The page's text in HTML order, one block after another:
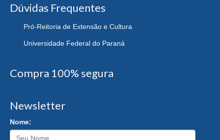
Dúvidas Frequentes
Pró-Reitoria de Extensão e Cultura
Universidade Federal do Paraná
Compra 100% segura
Newsletter
Nome: